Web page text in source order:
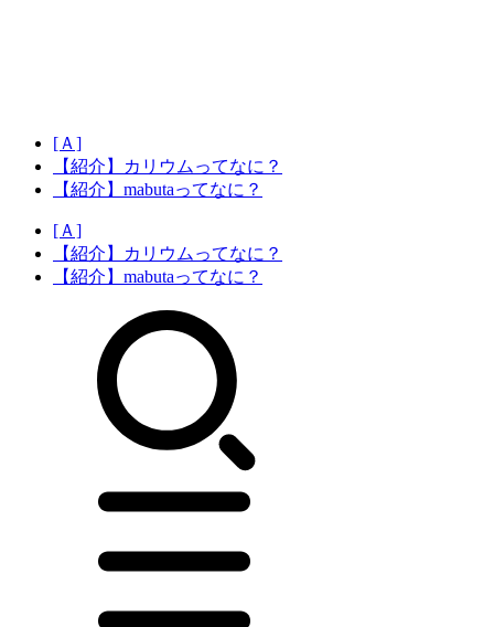
[Ａ]
【紹介】カリウムってなに？
【紹介】mabutaってなに？
[Ａ]
【紹介】カリウムってなに？
【紹介】mabutaってなに？